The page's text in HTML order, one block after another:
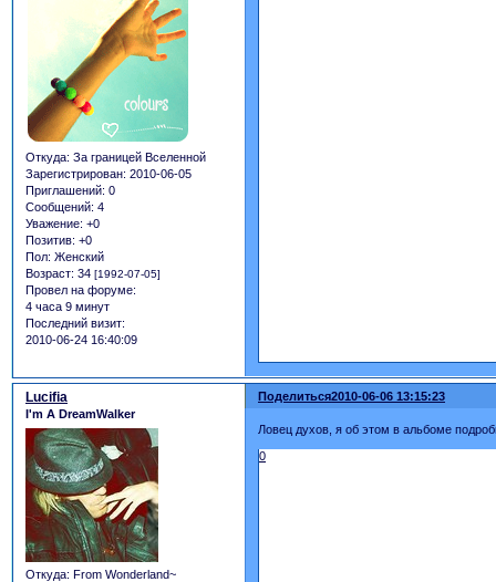
Откуда: За границей Вселенной
Зарегистрирован: 2010-06-05
Приглашений: 0
Сообщений: 4
Уважение: +0
Позитив: +0
Пол: Женский
Возраст: 34 [1992-07-05]
Провел на форуме:
4 часа 9 минут
Последний визит:
2010-06-24 16:40:09
Поделиться2010-06-06 13:15:23
Lucifia
I'm A DreamWalker
Откуда: From Wonderland~
Ловец духов, я об этом в альбоме
0